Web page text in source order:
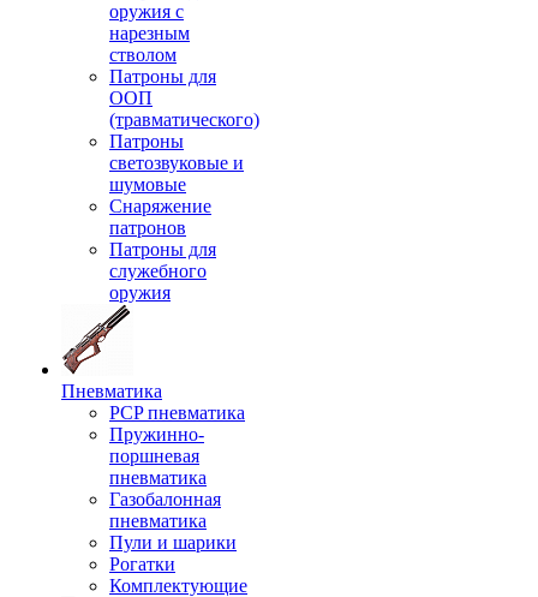
оружия с
нарезным
стволом
Патроны для
ООП
(травматического)
Патроны
светозвуковые и
шумовые
Снаряжение
патронов
Патроны для
служебного
оружия
Пневматика
PCP пневматика
Пружинно-
поршневая
пневматика
Газобалонная
пневматика
Пули и шарики
Рогатки
Комплектующие